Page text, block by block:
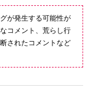
が発生する可能性が
コメント、荒らし行
されたコメントなど